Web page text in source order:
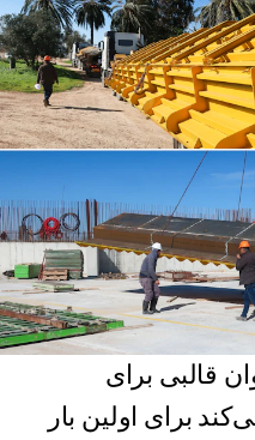
قالبی برای
برای اولین بار